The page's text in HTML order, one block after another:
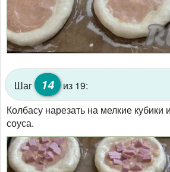
Шаг 14 из 19:
Колбасу нарезать на мелкие
соуса.